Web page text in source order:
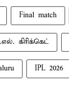
Final match
கிரிக்கெட்
IPL 2026